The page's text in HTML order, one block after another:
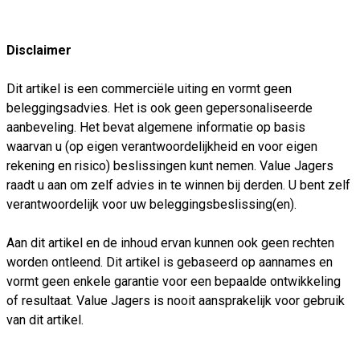
Disclaimer
Dit artikel is een commerciële uiting en vormt geen
beleggingsadvies. Het is ook geen gepersonaliseerde
aanbeveling. Het bevat algemene informatie op basis
waarvan u (op eigen verantwoordelijkheid en voor eigen
rekening en risico) beslissingen kunt nemen. Value Jagers
raadt u aan om zelf advies in te winnen bij derden. U bent zelf
verantwoordelijk voor uw beleggingsbeslissing(en).
Aan dit artikel en de inhoud ervan kunnen ook geen rechten
worden ontleend. Dit artikel is gebaseerd op aannames en
vormt geen enkele garantie voor een bepaalde ontwikkeling
of resultaat. Value Jagers is nooit aansprakelijk voor gebruik
van dit artikel.